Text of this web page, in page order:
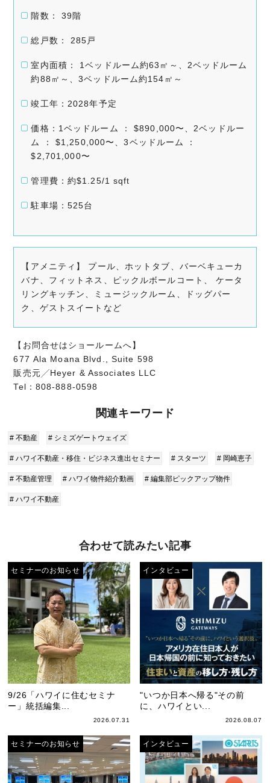
階数： 39階
総戸数： 285戸
室内面積： 1ベッドルーム約63㎡～、2ベッドルーム
約88㎡～、3ベッドルーム約154㎡～
竣工年：2028年予定
価格：1ベッドルーム ： $890,000〜、2ベッドルー
ム ： $1,250,000〜、3ベッドルーム ：
$2,701,000〜
管理費：約$1.25/1 sqft
駐車場：525台
【アメニティ】 プール、ホットタブ、バーベキューカ
バナ、フィットネス、ピックルボールコート、 ケータ
リングキッチン、ミュージックルーム、ドッグパー
ク、ゲストスイートなど
【お問合せはショールームへ】
677 Ala Moana Blvd., Suite 598
販売元╱Heyer & Associates LLC
Tel：808-888-0598
関連キーワード
# 不動産 # シミズゲートウェイズ
# ハワイ不動産・移住・ビジネス進出セミナー # スターツ # 岡崎恵子
# 不動産管理 # ハワイ物件紹介動画 # 編集部ピックアップ物件
# ハワイ不動産
合わせて読みたい記事
セミナーのお知らせ
9/26「ハワイに住むセミナ
ー」統括編集...
2026.07.31
インタビュー
"いつか日本へ帰る"その前
に、ハワイとい...
2026.08.07
セミナーのお知らせ インタビュー